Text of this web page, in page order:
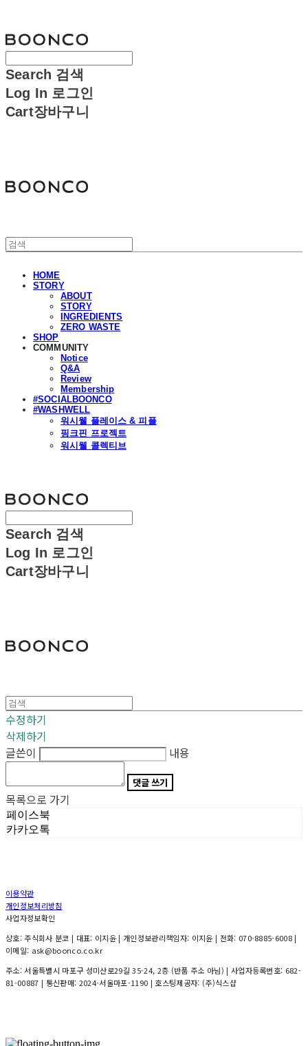
Search 검색
Log In 로그인
Cart장바구니
HOME
STORY
ABOUT
STORY
INGREDIENTS
ZERO WASTE
SHOP
COMMUNITY
Notice
Q&A
Review
Membership
#SOCIALBOONCO
#WASHWELL
워시웰 플레이스 & 피플
핑크핀 프로젝트
워시웰 콜렉티브
Search 검색
Log In 로그인
Cart장바구니
수정하기
삭제하기
글쓴이
내용
댓글 쓰기
목록으로 가기
페이스북
카카오톡
이용약관
개인정보처리방침
사업자정보확인
상호: 주식회사 분코 | 대표: 이지윤 | 개인정보관리책임자: 이지윤 | 전화: 070-8885-6008 |
이메일: ask@boonco.co.kr
주소: 서울특별시 마포구 성미산로29길 35-24, 2층 (반품 주소 아님) | 사업자등록번호: 682-
81-00887 | 통신판매: 2024-서울마포-1190 | 호스팅제공자: (주)식스샵